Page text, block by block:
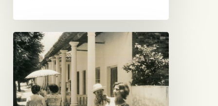
Caminando,
en
un
pueblo